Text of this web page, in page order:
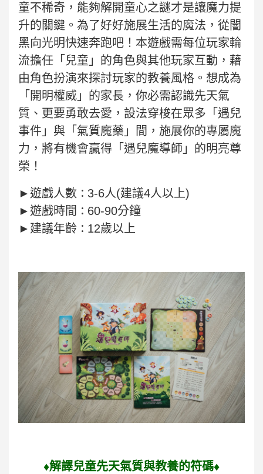
童不稀奇，能夠解開童心之謎才是讓魔力提
升的關鍵。為了好好施展生活的魔法，從闇
黑向光明快速奔跑吧！本遊戲需每位玩家輪
流擔任「兒童」的角色與其他玩家互動，藉
由角色扮演來探討玩家的教養風格。想成為
「開明權威」的家長，你必需認識先天氣
質、更要勇敢去愛，設法穿梭在眾多「遇兒
事件」與「氣質魔藥」間，施展你的專屬魔
力，將有機會贏得「遇兒魔導師」的明亮尊
榮！
►遊戲人數 ： 3-6人(建議4人以上)
►遊戲時間 ： 60-90分鐘
►建議年齡 ： 12歲以上
♦解譯兒童先天氣質與教養的符碼♦